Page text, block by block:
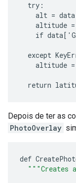
  try:
alt =
altitude
if
except
altitude
return
Depois de ter as
PhotoOverlay
def
"" "Creates